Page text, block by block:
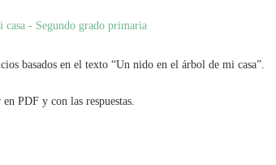
basados en el texto “Un nido en el árbol de mi casa”.
PDF y con las respuestas.